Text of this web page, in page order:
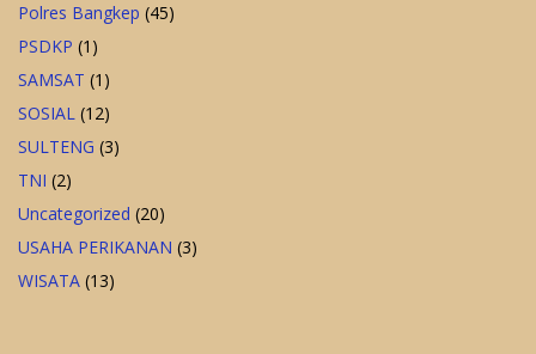
Polres Bangkep (45)
PSDKP (1)
SAMSAT (1)
SOSIAL (12)
SULTENG (3)
TNI (2)
Uncategorized (20)
USAHA PERIKANAN (3)
WISATA (13)